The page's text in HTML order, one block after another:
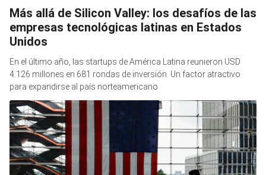
Más allá de Silicon Valley: los desafíos de las
empresas tecnológicas latinas en Estados
Unidos
En el último año, las startups de América Latina reunieron USD
4.126 millones en 681 rondas de inversión. Un factor atractivo
para expandirse al país norteamericano